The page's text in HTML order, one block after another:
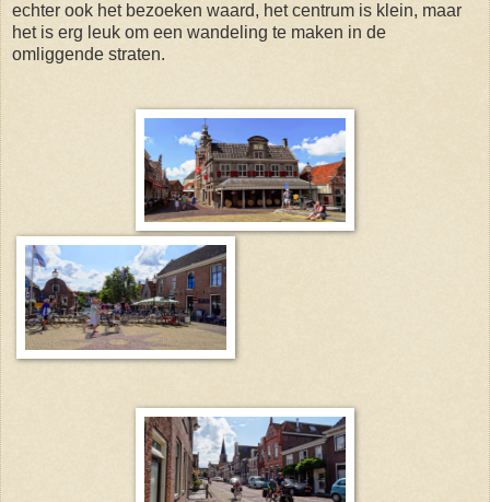
echter ook het bezoeken waard, het centrum is klein, maar
het is erg leuk om een wandeling te maken in de
omliggende straten.